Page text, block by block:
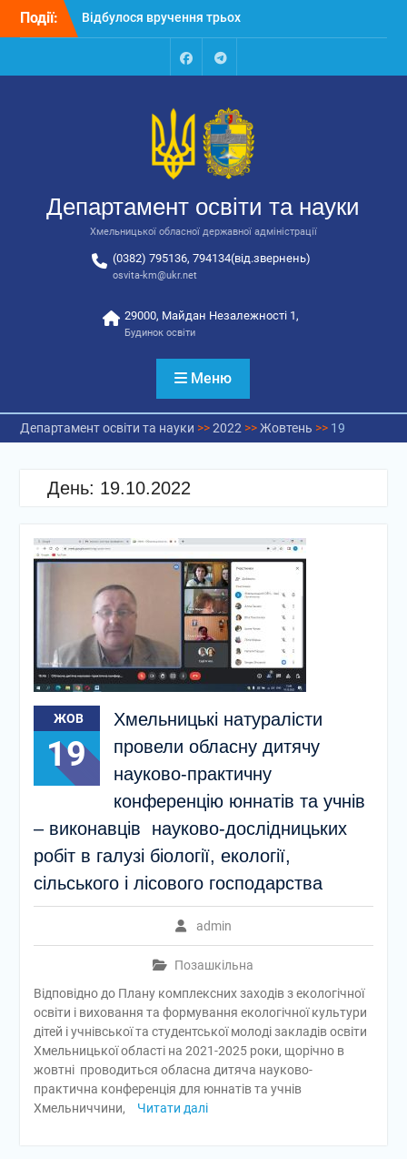
Перейти
Події:
Відбулося вручення трьох
автобусів для потреб
Відбулося засідання
освіти та науки обласної
державної адміністрації
Відбулась обласна
національно-патріотичне
виховання
FacebookTalegram
Департамент освіти та науки
Хмельницької обласної державної адміністрації
(0382) 795136, 794134(від.звернень)
osvita-km@ukr.net
29000, Майдан Незалежності 1,
Будинок освіти
Меню
Департамент освіти та науки >>2022 >>Жовтень >> 19
День: 19.10.2022
ЖОВ
19
Хмельницькі натуралісти
провели обласну дитячу
науково-практичну
конференцію юннатів та учнів
– виконавців науково-дослідницьких
робіт в галузі біології, екології,
сільського і лісового господарства
admin
Позашкільна
Відповідно до Плану комплексних заходів з екологічної
освіти і виховання та формування екологічної культури
дітей і учнівської та студентської молоді закладів освіти
Хмельницької області на 2021-2025 роки, щорічно в
жовтні проводиться обласна дитяча науково-
практична конференція для юннатів та учнів
Хмельниччини,
Читати далі